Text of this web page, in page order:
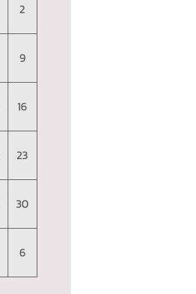
2
9
16
23
30
6